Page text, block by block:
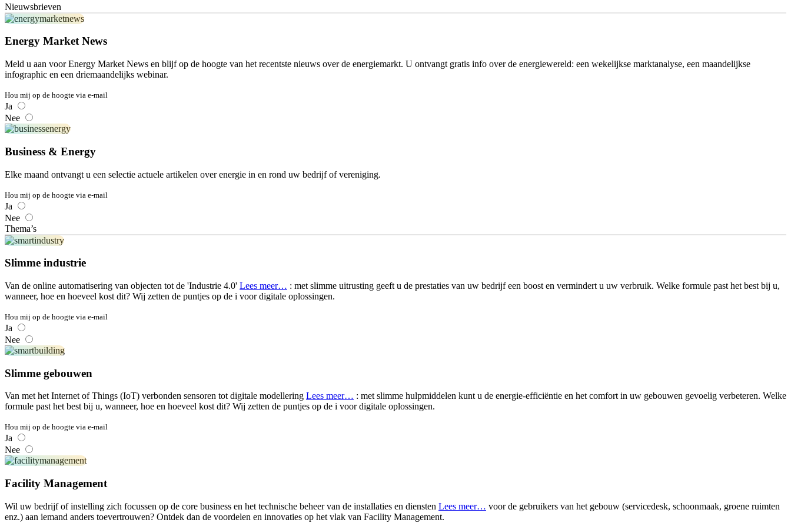
Nieuwsbrieven
Energy Market News
Meld u aan voor Energy Market News en blijf op de hoogte van het recentste nieuws over de energiemarkt. U ontvangt gratis info over de energiewereld: een wekelijkse marktanalyse, een maandelijkse
infographic en een driemaandelijks webinar.
Hou mij op de hoogte via e-mail
Ja
Nee
Business & Energy
Elke maand ontvangt u een selectie actuele artikelen over energie in en rond uw bedrijf of vereniging.
Hou mij op de hoogte via e-mail
Ja
Nee
Thema’s
Slimme industrie
Van de online automatisering van objecten tot de 'Industrie 4.0' Lees meer… : met slimme uitrusting geeft u de prestaties van uw bedrijf een boost en vermindert u uw verbruik. Welke formule past het best bij u,
wanneer, hoe en hoeveel kost dit? Wij zetten de puntjes op de i voor digitale oplossingen.
Hou mij op de hoogte via e-mail
Ja
Nee
Slimme gebouwen
Van met het Internet of Things (IoT) verbonden sensoren tot digitale modellering Lees meer… : met slimme hulpmiddelen kunt u de energie-efficiëntie en het comfort in uw gebouwen gevoelig verbeteren. Welke
formule past het best bij u, wanneer, hoe en hoeveel kost dit? Wij zetten de puntjes op de i voor digitale oplossingen.
Hou mij op de hoogte via e-mail
Ja
Nee
Facility Management
Wil uw bedrijf of instelling zich focussen op de core business en het technische beheer van de installaties en diensten Lees meer… voor de gebruikers van het gebouw (servicedesk, schoonmaak, groene ruimten
enz.) aan iemand anders toevertrouwen? Ontdek dan de voordelen en innovaties op het vlak van Facility Management.